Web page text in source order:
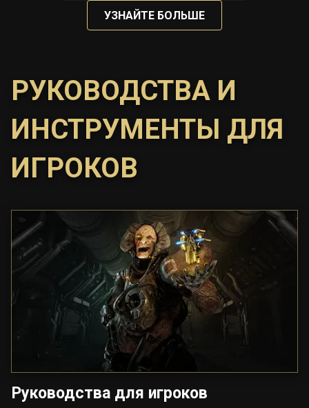
УЗНАЙТЕ БОЛЬШЕ
РУКОВОДСТВА И
ИНСТРУМЕНТЫ ДЛЯ
ИГРОКОВ
Руководства для игроков